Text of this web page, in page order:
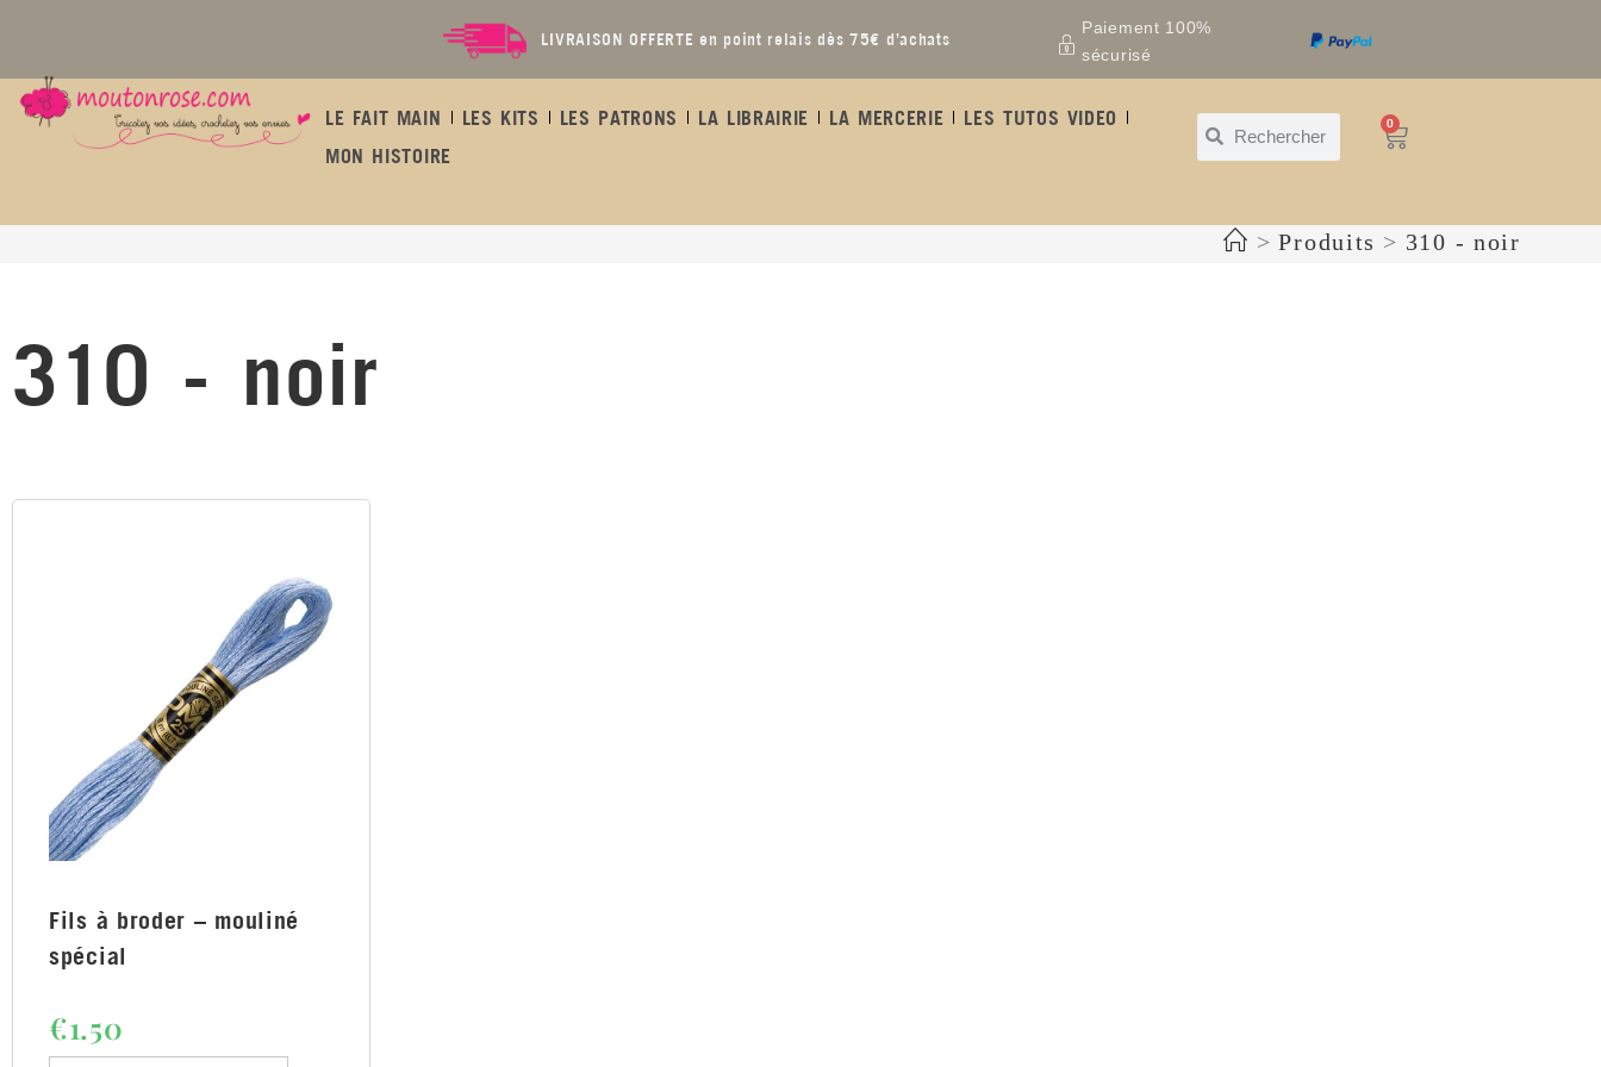
LIVRAISON OFFERTE en point relais dès 75€ d’achats
Paiement 100%
sécurisé
LE FAIT MAIN LES KITS LES PATRONS LA LIBRAIRIE LA MERCERIE
LES TUTOS VIDEO
MON HISTOIRE
0
> Produits > 310 - noir
310 - noir
Fils à broder – mouliné
spécial
€1.50